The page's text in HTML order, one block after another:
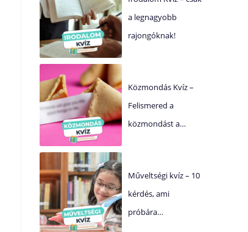
a legnagyobb
rajongóknak!
Közmondás Kvíz –
Felismered a
közmondást a…
Műveltségi kvíz – 10
kérdés, ami
próbára…